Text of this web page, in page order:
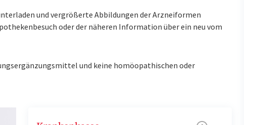
und vergrößerte Abbildungen der Arzneiformen
oder der näheren Information über ein neu vom
und keine homöopathischen oder